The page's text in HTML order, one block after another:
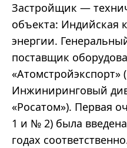
Застройщик —
объекта: Индийская
энергии.
поставщик
«Атомстройэкспорт»
Инжиниринговый
«Росатом»). Первая
1 и № 2) была
годах